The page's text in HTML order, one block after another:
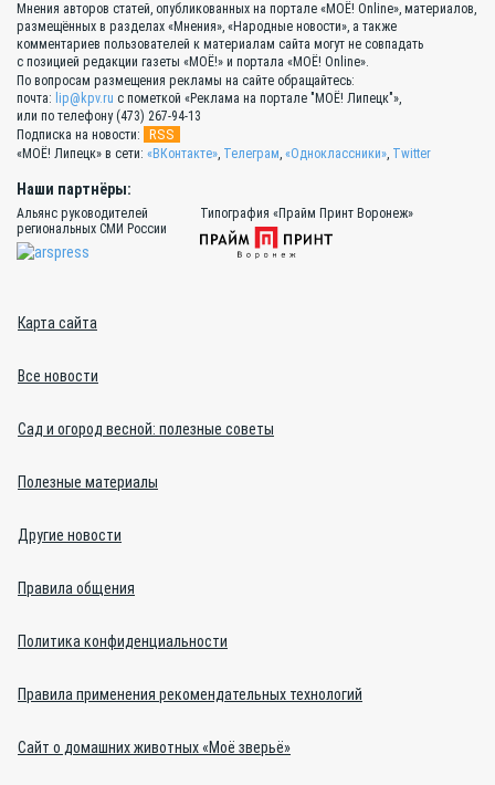
Мнения авторов статей, опубликованных на портале «МОЁ! Online», материалов,
размещённых в разделах «Мнения», «Народные новости», а также
комментариев пользователей к материалам сайта могут не совпадать
с позицией редакции газеты «МОЁ!» и портала «МОЁ! Online».
По вопросам размещения рекламы на сайте обращайтесь:
почта: lip@kpv.ru с пометкой «Реклама на портале "МОЁ! Липецк"»,
или по телефону (473) 267-94-13
Подписка на новости:
RSS
«МОЁ! Липецк» в сети: «ВКонтакте», Телеграм, «Одноклассники», Twitter
Наши партнёры:
Альянс руководителей
региональных СМИ России
Типография «Прайм Принт Воронеж»
Карта сайта
Все новости
Сад и огород весной: полезные советы
Полезные материалы
Другие новости
Правила общения
Политика конфиденциальности
Правила применения рекомендательных технологий
Сайт о домашних животных «Моё зверьё»